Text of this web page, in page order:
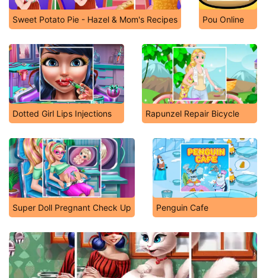
Sweet Potato Pie - Hazel & Mom's Recipes Pou Online
Dotted Girl Lips Injections Rapunzel Repair Bicycle
Super Doll Pregnant Check Up Penguin Cafe